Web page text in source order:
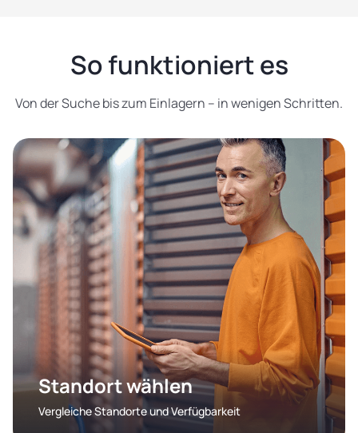
So funktioniert es
Von der Suche bis zum Einlagern – in wenigen Schritten.
Standort wählen
Vergleiche Standorte und Verfügbarkeit